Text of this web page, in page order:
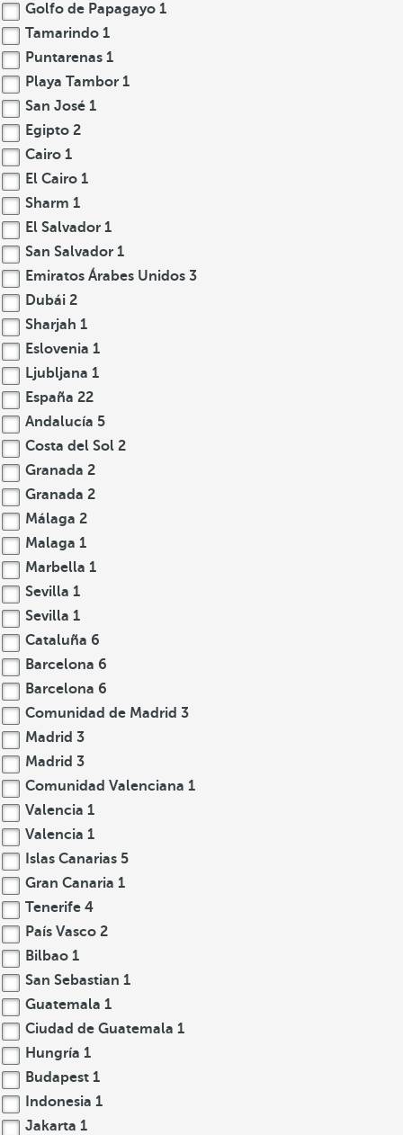
Golfo de Papagayo 1
Tamarindo 1
Puntarenas 1
Playa Tambor 1
San José 1
Egipto 2
Cairo 1
El Cairo 1
Sharm 1
El Salvador 1
San Salvador 1
Emiratos Árabes Unidos 3
Dubái 2
Sharjah 1
Eslovenia 1
Ljubljana 1
España 22
Andalucía 5
Costa del Sol 2
Granada 2
Granada 2
Málaga 2
Malaga 1
Marbella 1
Sevilla 1
Sevilla 1
Cataluña 6
Barcelona 6
Barcelona 6
Comunidad de Madrid 3
Madrid 3
Madrid 3
Comunidad Valenciana 1
Valencia 1
Valencia 1
Islas Canarias 5
Gran Canaria 1
Tenerife 4
País Vasco 2
Bilbao 1
San Sebastian 1
Guatemala 1
Ciudad de Guatemala 1
Hungría 1
Budapest 1
Indonesia 1
Jakarta 1